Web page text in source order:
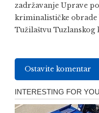
zadržavanje Uprave
kriminalističke obrade
Tužilaštvu Tuzlanskog
Ostavite komentar